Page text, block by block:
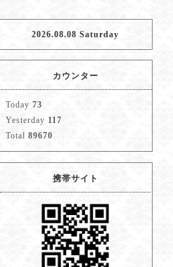
2026.08.08 Saturday
カウンター
Today 73
Yesterday 117
Total 89670
携帯サイト